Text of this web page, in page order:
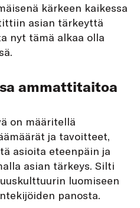
kärkeen kaikessa
asian tärkeyttä
nyt tämä alkaa olla
ammattitaitoa
on määritellä
ja tavoitteet,
ä asioita eteenpäin ja
asian tärkeys. Silti
luomiseen
panosta.